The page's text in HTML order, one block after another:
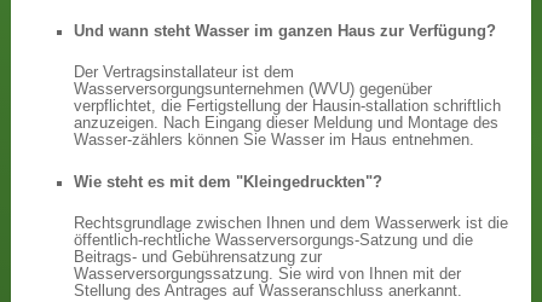
Und wann steht Wasser im ganzen Haus zur Verfügung?
Der Vertragsinstallateur ist dem
Wasserversorgungsunternehmen (WVU) gegenüber
verpflichtet, die Fertigstellung der Hausin-stallation schriftlich
anzuzeigen. Nach Eingang dieser Meldung und Montage des
Wasser-zählers können Sie Wasser im Haus entnehmen.
Wie steht es mit dem "Kleingedruckten"?
Rechtsgrundlage zwischen Ihnen und dem Wasserwerk ist die
öffentlich-rechtliche Wasserversorgungs-Satzung und die
Beitrags- und Gebührensatzung zur
Wasserversorgungssatzung. Sie wird von Ihnen mit der
Stellung des Antrages auf Wasseranschluss anerkannt.